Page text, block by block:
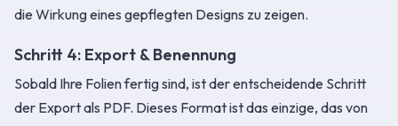
die Wirkung eines gepflegten Designs zu zeigen.
Schritt 4: Export & Benennung
Sobald Ihre Folien fertig sind, ist der entscheidende Schritt
der Export als PDF. Dieses Format ist das einzige, das von